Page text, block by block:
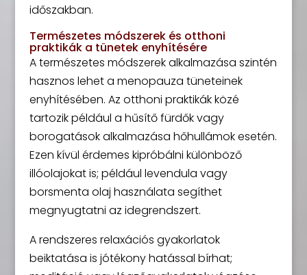
időszakban.
Természetes módszerek és otthoni
praktikák a tünetek enyhítésére
A természetes módszerek alkalmazása szintén
hasznos lehet a menopauza tüneteinek
enyhítésében. Az otthoni praktikák közé
tartozik például a hűsítő fürdők vagy
borogatások alkalmazása hőhullámok esetén.
Ezen kívül érdemes kipróbálni különböző
illóolajokat is; például levendula vagy
borsmenta olaj használata segíthet
megnyugtatni az idegrendszert.
A rendszeres relaxációs gyakorlatok
beiktatása is jótékony hatással bírhat;